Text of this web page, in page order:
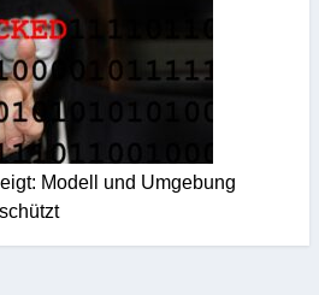
Modell und Umgebung